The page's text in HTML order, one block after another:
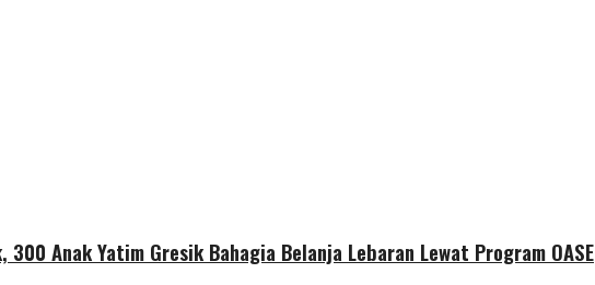
Anak Yatim Gresik Bahagia Belanja Lebaran Lewat Program OASE